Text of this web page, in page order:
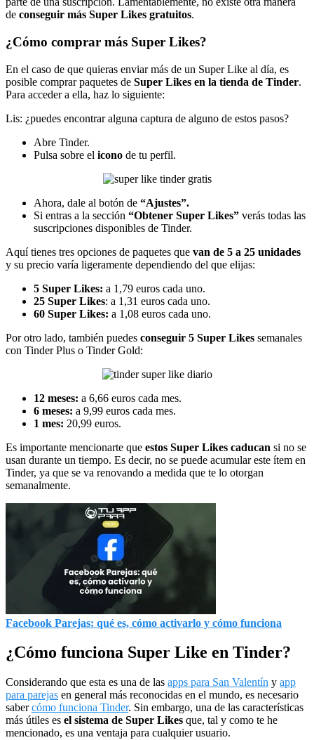
de conseguir más Super Likes gratuitos.
¿Cómo comprar más Super Likes?
En el caso de que quieras enviar más de un Super Like al día, es
posible comprar paquetes de Super Likes en la tienda de Tinder.
Para acceder a ella, haz lo siguiente:
Lis: ¿puedes encontrar alguna captura de alguno de estos pasos?
Abre Tinder.
Pulsa sobre el icono de tu perfil.
Ahora, dale al botón de “Ajustes”.
Si entras a la sección “Obtener Super Likes” verás todas las
suscripciones disponibles de Tinder.
Aquí tienes tres opciones de paquetes que van de 5 a 25 unidades
y su precio varía ligeramente dependiendo del que elijas:
5 Super Likes: a 1,79 euros cada uno.
25 Super Likes: a 1,31 euros cada uno.
60 Super Likes: a 1,08 euros cada uno.
Por otro lado, también puedes conseguir 5 Super Likes semanales
con Tinder Plus o Tinder Gold:
12 meses: a 6,66 euros cada mes.
6 meses: a 9,99 euros cada mes.
1 mes: 20,99 euros.
Es importante mencionarte que estos Super Likes caducan si no se
usan durante un tiempo. Es decir, no se puede acumular este ítem en
Tinder, ya que se va renovando a medida que te lo otorgan
semanalmente.
Facebook Parejas: qué es, cómo activarlo y cómo funciona
¿Cómo funciona Super Like en Tinder?
Considerando que esta es una de las apps para San Valentín y app
para parejas en general más reconocidas en el mundo, es necesario
sabercómo funciona Tinder. Sin embargo, una de las características
más útiles es el sistema de Super Likes que, tal y como te he
mencionado, es una ventaja para cualquier usuario.